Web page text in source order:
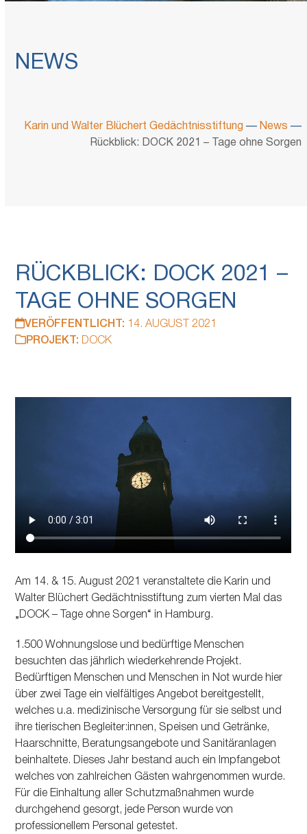
NEWS
Karin und Walter Blüchert Gedächtnisstiftung — News —
Rückblick: DOCK 2021 – Tage ohne Sorgen
RÜCKBLICK: DOCK 2021 –
TAGE OHNE SORGEN
VERÖFFENTLICHT:
14. AUGUST 2021
PROJEKT: DOCK
Am 14. & 15. August 2021 veranstaltete die Karin und
Walter Blüchert Gedächtnisstiftung zum vierten Mal das
„DOCK – Tage ohne Sorgen“ in Hamburg.
1.500 Wohnungslose und bedürftige Menschen
besuchten das jährlich wiederkehrende Projekt.
Bedürftigen Menschen und Menschen in Not wurde hier
über zwei Tage ein vielfältiges Angebot bereitgestellt,
welches u.a. medizinische Versorgung für sie selbst und
ihre tierischen Begleiter:innen, Speisen und Getränke,
Haarschnitte, Beratungsangebote und Sanitäranlagen
beinhaltete. Dieses Jahr bestand auch ein Impfangebot
welches von zahlreichen Gästen wahrgenommen wurde.
Für die Einhaltung aller Schutzmaßnahmen wurde
durchgehend gesorgt, jede Person wurde von
professionellem Personal getestet.